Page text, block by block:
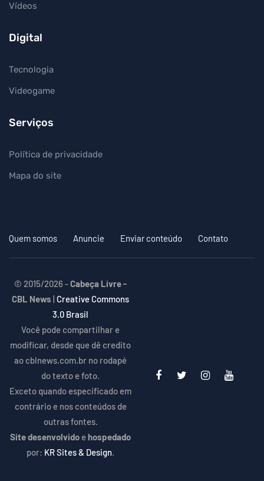
Vídeos
Digital
Tecnologia
Videogame
Serviços
Política de privacidade
Mapa do site
Quem somos Anuncie Enviar conteúdo Contato
© 2015/2026 -Cabeça Livre -
CBL News
Creative Commons
3.0 Brasil
Você pode compartilhar e
modificar, desde que dê credito
ao cblnews.com.br no rodapé
do texto e foto.
Exceto quando especificado em
contrário e nos conteúdos de
outras fontes.
Site desenvolvido ehospedado
por: KR Sites & Design.